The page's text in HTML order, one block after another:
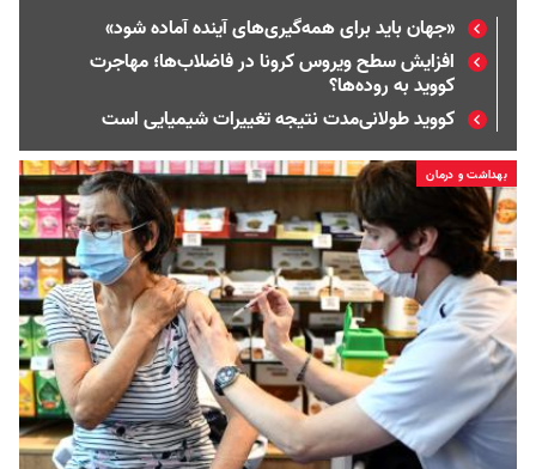
«جهان باید برای همه‌گیری‌های آینده آماده شود»
افزایش سطح ویروس کرونا در فاضلاب‌ها؛ مهاجرت
کووید به روده‌ها؟
کووید طولانی‌مدت نتیجه تغییرات شیمیایی است
بهداشت و درمان